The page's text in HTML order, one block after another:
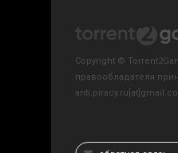
Copyright ©
правообладателя